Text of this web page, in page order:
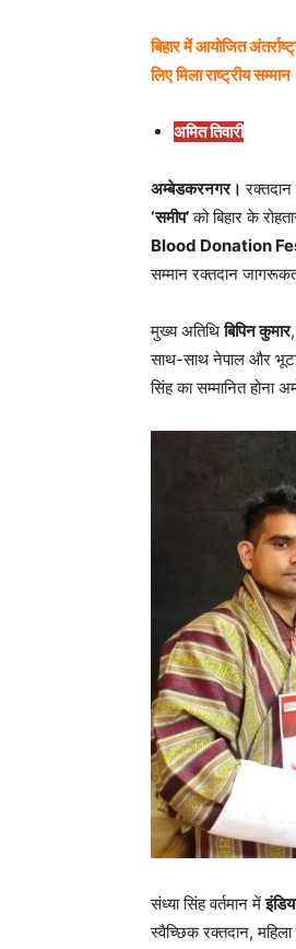
बिहार में आयोजित
लिए मिला राष्ट्रीय सम्मान
अमित तिवारी
अम्बेडकरनगर।
‘समीप’को बिहार के
Blood Donation
सम्मान रक्तदान
मुख्य अतिथिबिपिन कुमार
साथ-साथ नेपाल और
सिंह का सम्मानित होना
संध्या सिंह वर्तमान में
स्वैच्छिक रक्तदान,